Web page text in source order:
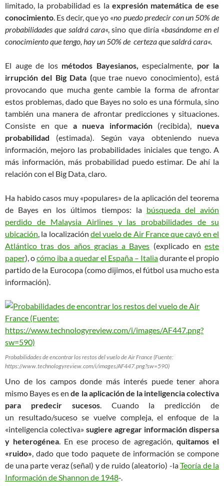
limitado, la probabilidad es la expresión matemática de ese
conocimiento. Es decir, que yo «no puedo predecir con un 50% de
probabilidades que saldrá cara«, sino que diría «basándome en el
conocimiento que tengo, hay un 50% de certeza que saldrá cara«.
El auge de los métodos Bayesianos, especialmente, por la
irrupción del Big Data (que trae nuevo conocimiento), está
provocando que mucha gente cambie la forma de afrontar
estos problemas, dado que Bayes no solo es una fórmula, sino
también una manera de afrontar predicciones y situaciones.
Consiste en que a nueva información(recibida), nueva
probabilidad (estimada). Según vaya obteniendo nueva
información, mejoro las probabilidades iniciales que tengo. A
más información, más probabilidad puedo estimar. De ahí la
relación con el Big Data, claro.
Ha habido casos muy «populares» de la aplicación del teorema
de Bayes en los últimos tiempos: la búsqueda del avión
perdido de Malaysia Airlines y las probabilidades de su
ubicación, la localización del vuelo de Air France que cayó en el
Atlántico tras dos años gracias a Bayes (explicado eneste
paper), ocómo iba a quedar el España – Italiadurante el propio
partido de la Eurocopa (como dijimos, el fútbol usa mucho esta
información).
Probabilidades de encontrar los restos del vuelo de Air France (Fuente:
https://www.technologyreview.com/i/images/AF447.png?sw=590)
Uno de los campos donde más interés puede tener ahora
mismo Bayes es ende la aplicación de la inteligencia colectiva
para predecir sucesos. Cuando la predicción de
un resultado/suceso se vuelve compleja, el enfoque de la
«inteligencia colectiva» sugiere agregar información dispersa
y heterogénea. En ese proceso de agregación,quitamos el
«ruido», dado que todo paquete de información se compone
de una parte veraz (señal) y de ruido (aleatorio) -laTeoría de la
Información de Shannon de 1948-.